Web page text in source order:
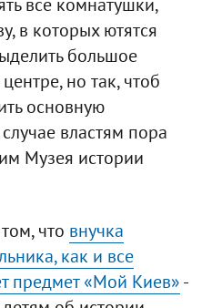
все комнатушки,
в которых ютятся
большое
но так, чтоб
основную
властям пора
Музея истории
что внучка
как и все
предмет «Мой Киев»-